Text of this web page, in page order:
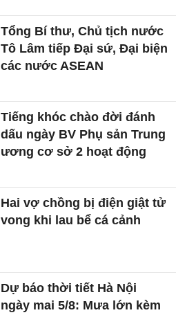
Tổng Bí thư, Chủ tịch nước
Tô Lâm tiếp Đại sứ, Đại biện
các nước ASEAN
Tiếng khóc chào đời đánh
dấu ngày BV Phụ sản Trung
ương cơ sở 2 hoạt động
Hai vợ chồng bị điện giật tử
vong khi lau bể cá cảnh
Dự báo thời tiết Hà Nội
ngày mai 5/8: Mưa lớn kèm